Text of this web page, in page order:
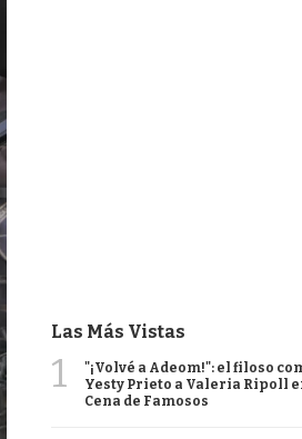
Las Más Vistas
1
"¡Volvé a Adeom!": el filoso
Yesty Prieto a Valeria Ripoll
Cena de Famosos